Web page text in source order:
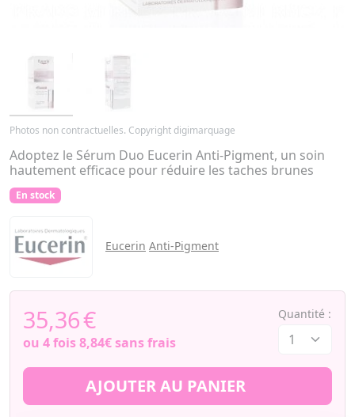
Photos non contractuelles. Copyright digimarquage
Adoptez le Sérum Duo Eucerin Anti-Pigment, un soin
hautement efficace pour réduire les taches brunes
En stock
Eucerin Anti-Pigment
35,36€
ou 4 fois8,84€sans frais
Quantité :
AJOUTER AU PANIER